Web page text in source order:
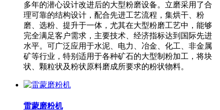
多年的潜心设计改进后的大型粉磨设备。立磨采用了合
理可靠的结构设计，配合先进工艺流程，集烘干、粉
磨、选粉、提升于一体，尤其在大型粉磨工艺中，能够
完全满足客户需求，主要技术、经济指标达到国际先进
水平。可广泛应用于水泥、电力、冶金、化工、非金属
矿等行业，特别适用于各种矿石的大型制粉加工，将块
状、颗粒状及粉状原料磨成所要求的粉状物料。
雷蒙磨粉机